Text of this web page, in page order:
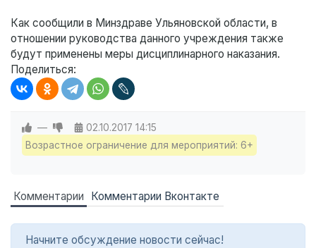
Как сообщили в Минздраве Ульяновской области, в
отношении руководства данного учреждения также
будут применены меры дисциплинарного наказания.
Поделиться:
— 02.10.2017 14:15
Возрастное ограничение для мероприятий: 6+
Комментарии Комментарии Вконтакте
Начните обсуждение новости сейчас!